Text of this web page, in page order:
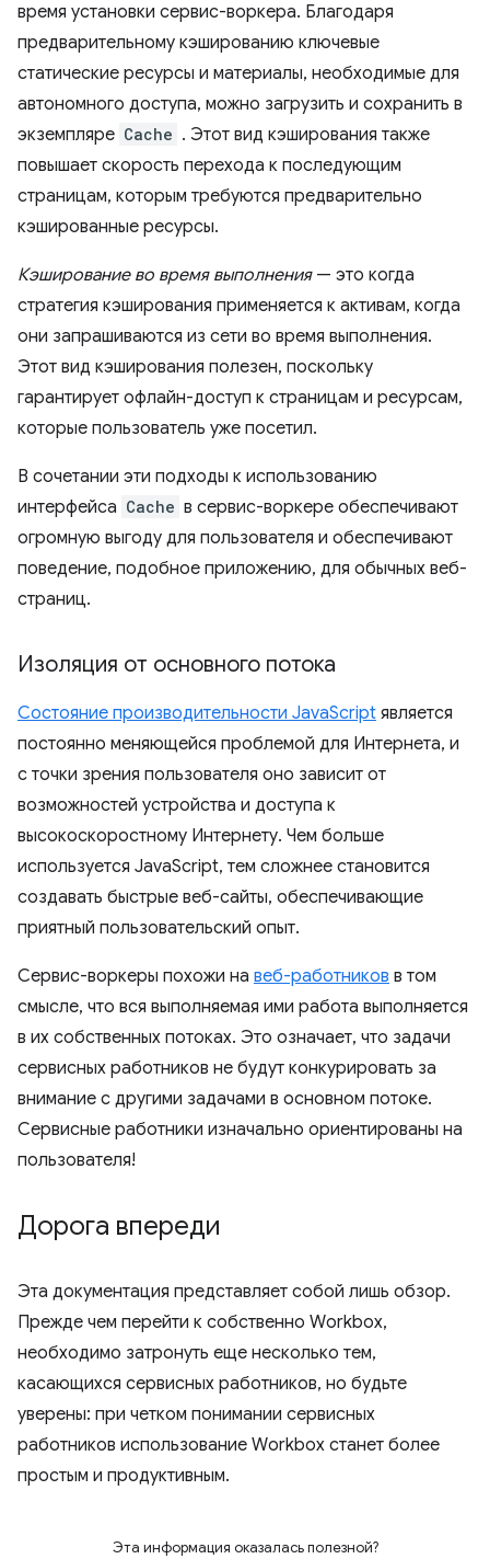
время установки сервис-воркера. Благодаря
предварительному кэшированию ключевые
статические ресурсы и материалы, необходимые для
автономного доступа, можно загрузить и сохранить в
экземпляре Cache . Этот вид кэширования также
повышает скорость перехода к последующим
страницам, которым требуются предварительно
кэшированные ресурсы.
Кэширование во время выполнения— это когда
стратегия кэширования применяется к активам, когда
они запрашиваются из сети во время выполнения.
Этот вид кэширования полезен, поскольку
гарантирует офлайн-доступ к страницам и ресурсам,
которые пользователь уже посетил.
В сочетании эти подходы к использованию
интерфейса Cache в сервис-воркере обеспечивают
огромную выгоду для пользователя и обеспечивают
поведение, подобное приложению, для обычных веб-
страниц.
Изоляция от основного потока
Состояние производительности JavaScript является
постоянно меняющейся проблемой для Интернета, и
с точки зрения пользователя оно зависит от
возможностей устройства и доступа к
высокоскоростному Интернету. Чем больше
используется JavaScript, тем сложнее становится
создавать быстрые веб-сайты, обеспечивающие
приятный пользовательский опыт.
Сервис-воркеры похожи на веб-работников в том
смысле, что вся выполняемая ими работа выполняется
в их собственных потоках. Это означает, что задачи
сервисных работников не будут конкурировать за
внимание с другими задачами в основном потоке.
Сервисные работники изначально ориентированы на
пользователя!
Дорога впереди
Эта документация представляет собой лишь обзор.
Прежде чем перейти к собственно Workbox,
необходимо затронуть еще несколько тем,
касающихся сервисных работников, но будьте
уверены: при четком понимании сервисных
работников использование Workbox станет более
простым и продуктивным.
Эта информация оказалась полезной?